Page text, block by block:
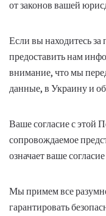
от законов вашей
Если вы находитесь
предоставить нам
внимание, что мы
данные, в Украину и
Ваше согласие с этой
сопровождаемое
означает ваше
Мы примем все
гарантировать